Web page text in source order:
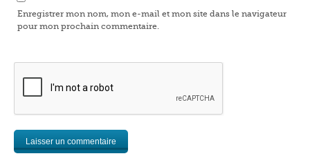
Enregistrer mon nom, mon e-mail et mon site dans le navigateur
pour mon prochain commentaire.